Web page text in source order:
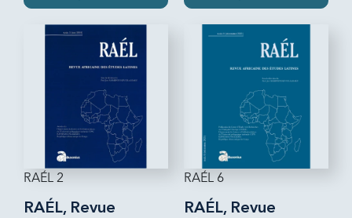
RAÉL 2
RAÉL, Revue
RAÉL 6
RAÉL, Revue